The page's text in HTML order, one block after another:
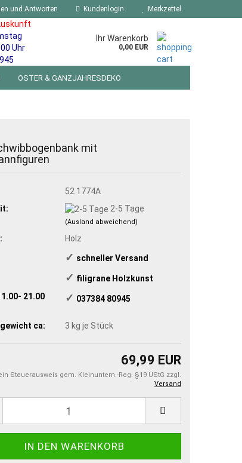
und Antworten Kundenlogin Merkzettel
Uhr
Ihr Warenkorb
0,00 EUR
OSTER & GANZJAHRESDEKO
mit
52 1774A
2-5 Tage
(Ausland abweichend)
Holz
✓ ​schneller Versand
✓ ​ filigrane Holzkunst
21.00
✓ ​ 037384 80945
ca: 3 kg je Stück
69,99 EUR
Steuerausweis gem. Kleinuntern.-Reg. §19 UStG zzgl.
Versand